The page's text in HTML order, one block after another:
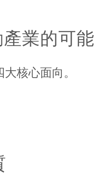
業的可能
核心面向。